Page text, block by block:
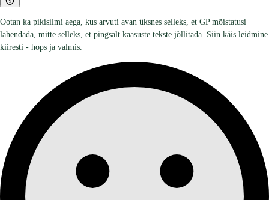
Ootan ka pikisilmi aega, kus arvuti avan üksnes selleks, et GP mõistatusi
lahendada, mitte selleks, et pingsalt kaasuste tekste jõllitada. Siin käis leidmine
kiiresti - hops ja valmis.